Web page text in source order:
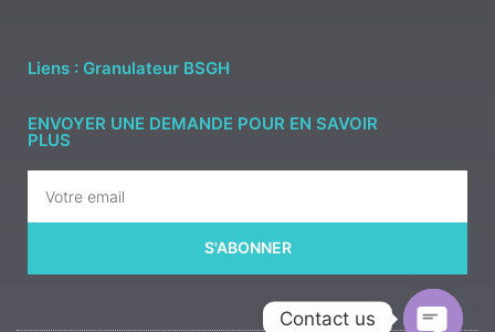
Liens : Granulateur BSGH
ENVOYER UNE DEMANDE POUR EN SAVOIR
PLUS
S'ABONNER
Contact us